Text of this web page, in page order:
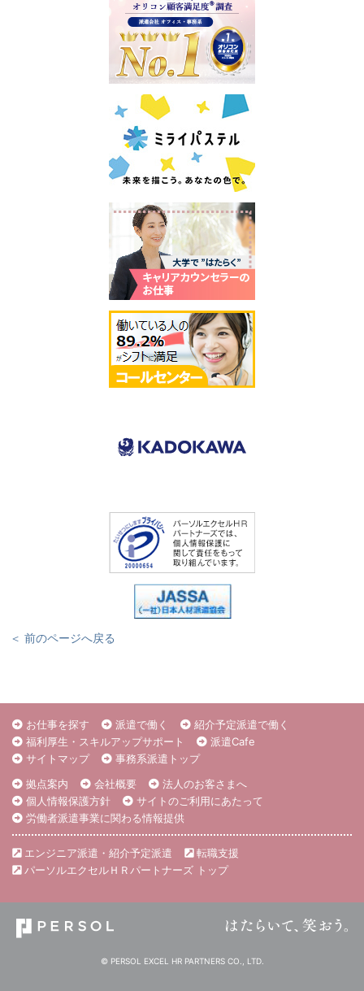
＜ 前のページへ戻る
お仕事を探す 派遣で働く
紹介予定派遣で働く
福利厚生・スキルアップサポート
派遣Cafe
サイトマップ
事務系派遣トップ
拠点案内
会社概要
法人のお客さまへ
個人情報保護方針
サイトのご利用にあたって
労働者派遣事業に関わる情報提供
エンジニア派遣・紹介予定派遣
転職支援
パーソルエクセルＨＲパートナーズ トップ
© PERSOL EXCEL HR PARTNERS CO., LTD.